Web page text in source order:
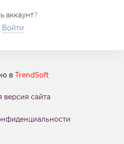
аккаунт?
Войти
в TrendSoft
версия сайта